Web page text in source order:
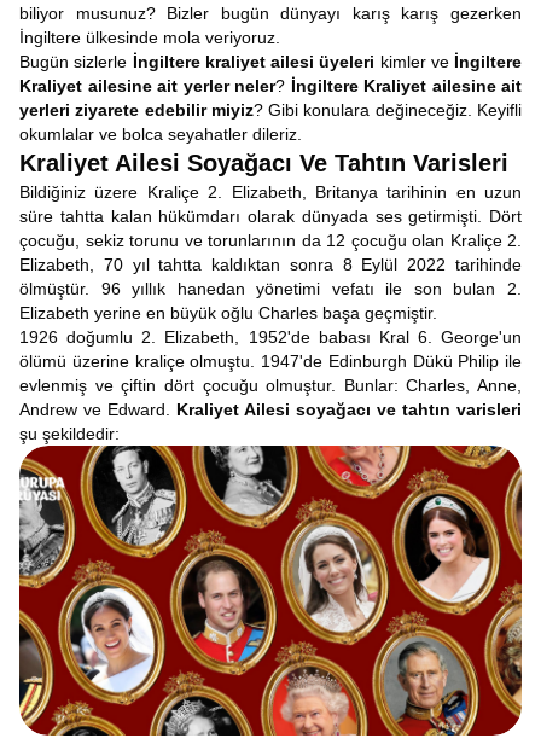
biliyor musunuz? Bizler bugün dünyayı karış karış gezerken
İngiltere ülkesinde mola veriyoruz.
Bugün sizlerle İngiltere kraliyet ailesi üyeleri kimler ve İngiltere
Kraliyet ailesine ait yerler neler? İngiltere Kraliyet ailesine ait
yerleri ziyarete edebilir miyiz? Gibi konulara değineceğiz. Keyifli
okumlalar ve bolca seyahatler dileriz.
Kraliyet Ailesi Soyağacı Ve Tahtın Varisleri
Bildiğiniz üzere Kraliçe 2. Elizabeth, Britanya tarihinin en uzun
süre tahtta kalan hükümdarı olarak dünyada ses getirmişti. Dört
çocuğu, sekiz torunu ve torunlarının da 12 çocuğu olan Kraliçe 2.
Elizabeth, 70 yıl tahtta kaldıktan sonra 8 Eylül 2022 tarihinde
ölmüştür. 96 yıllık hanedan yönetimi vefatı ile son bulan 2.
Elizabeth yerine en büyük oğlu Charles başa geçmiştir.
1926 doğumlu 2. Elizabeth, 1952'de babası Kral 6. George'un
ölümü üzerine kraliçe olmuştu. 1947'de Edinburgh Dükü Philip ile
evlenmiş ve çiftin dört çocuğu olmuştur. Bunlar: Charles, Anne,
Andrew ve Edward. Kraliyet Ailesi soyağacı ve tahtın varisleri
şu şekildedir: